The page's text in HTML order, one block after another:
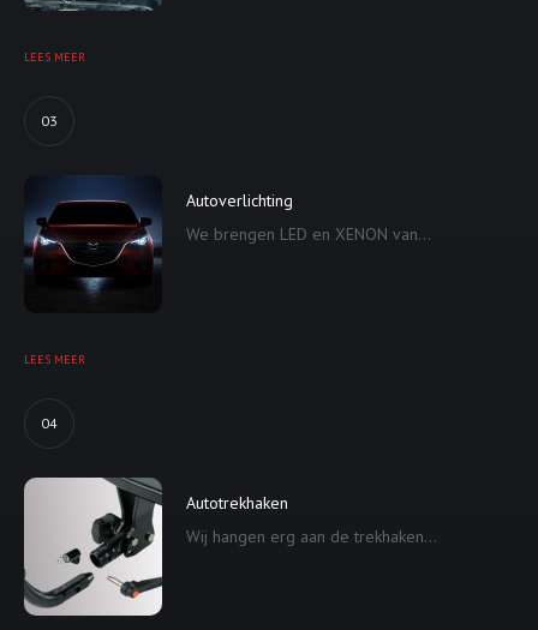
LEES MEER
03
Autoverlichting
We brengen LED en XENON van...
LEES MEER
04
Autotrekhaken
Wij hangen erg aan de trekhaken...